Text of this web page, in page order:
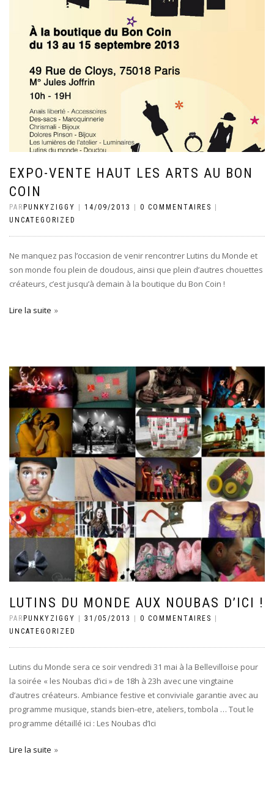
EXPO-VENTE HAUT LES ARTS AU BON
COIN
PARPUNKYZIGGY | 14/09/2013 | 0 COMMENTAIRES |
UNCATEGORIZED
Ne manquez pas l’occasion de venir rencontrer Lutins du Monde et
son monde fou plein de doudous, ainsi que plein d’autres chouettes
créateurs, c’est jusqu’à demain à la boutique du Bon Coin !
Lire la suite
LUTINS DU MONDE AUX NOUBAS D’ICI !
PARPUNKYZIGGY | 31/05/2013 | 0 COMMENTAIRES |
UNCATEGORIZED
Lutins du Monde sera ce soir vendredi 31 mai à la Bellevilloise pour
la soirée « les Noubas d’ici » de 18h à 23h avec une vingtaine
d’autres créateurs. Ambiance festive et conviviale garantie avec au
programme musique, stands bien-etre, ateliers, tombola … Tout le
programme détaillé ici : Les Noubas d’Ici
Lire la suite